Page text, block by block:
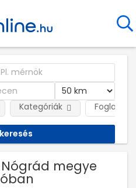
Kategóriák
megye